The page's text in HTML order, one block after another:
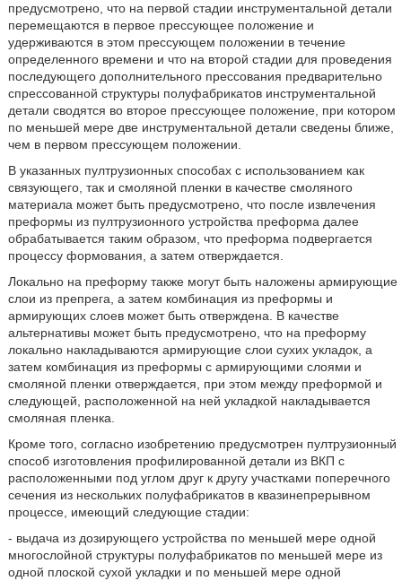
предусмотрено, что на первой стадии инструментальной детали
перемещаются в первое прессующее положение и
удерживаются в этом прессующем положении в течение
определенного времени и что на второй стадии для проведения
последующего дополнительного прессования предварительно
спрессованной структуры полуфабрикатов инструментальной
детали сводятся во второе прессующее положение, при котором
по меньшей мере две инструментальной детали сведены ближе,
чем в первом прессующем положении.
В указанных пултрузионных способах с использованием как
связующего, так и смоляной пленки в качестве смоляного
материала может быть предусмотрено, что после извлечения
преформы из пултрузионного устройства преформа далее
обрабатывается таким образом, что преформа подвергается
процессу формования, а затем отверждается.
Локально на преформу также могут быть наложены армирующие
слои из препрега, а затем комбинация из преформы и
армирующих слоев может быть отверждена. В качестве
альтернативы может быть предусмотрено, что на преформу
локально накладываются армирующие слои сухих укладок, а
затем комбинация из преформы с армирующими слоями и
смоляной пленки отверждается, при этом между преформой и
следующей, расположенной на ней укладкой накладывается
смоляная пленка.
Кроме того, согласно изобретению предусмотрен пултрузионный
способ изготовления профилированной детали из ВКП с
расположенными под углом друг к другу участками поперечного
сечения из нескольких полуфабрикатов в квазинепрерывном
процессе, имеющий следующие стадии:
- выдача из дозирующего устройства по меньшей мере одной
многослойной структуры полуфабрикатов по меньшей мере из
одной плоской сухой укладки и по меньшей мере одной